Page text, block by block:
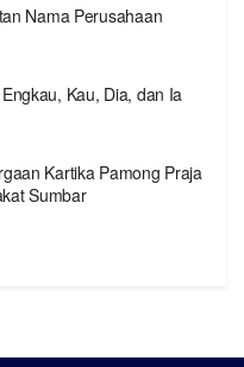
Nama Perusahaan
Kau, Dia, dan Ia
Kartika Pamong Praja
Sumbar